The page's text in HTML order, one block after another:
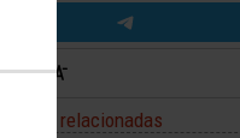
Noticias relacionadas